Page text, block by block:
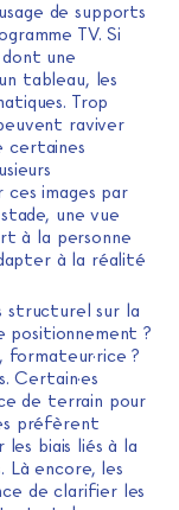
de supports
TV. Si
une
tableau, les
Trop
raviver
certaines
images par
une vue
à la personne
à la réalité
structurel sur la
positionnement ?
formateur·rice ?
Certain·es
de terrain pour
préfèrent
biais liés à la
Là encore, les
de clarifier les